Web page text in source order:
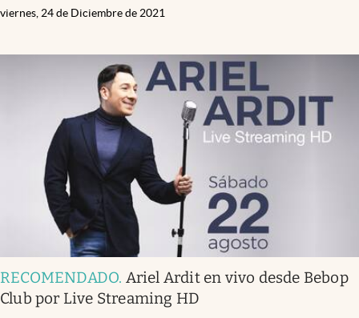
viernes, 24 de Diciembre de 2021
RECOMENDADO. Ariel Ardit en vivo desde Bebop
Club por Live Streaming HD